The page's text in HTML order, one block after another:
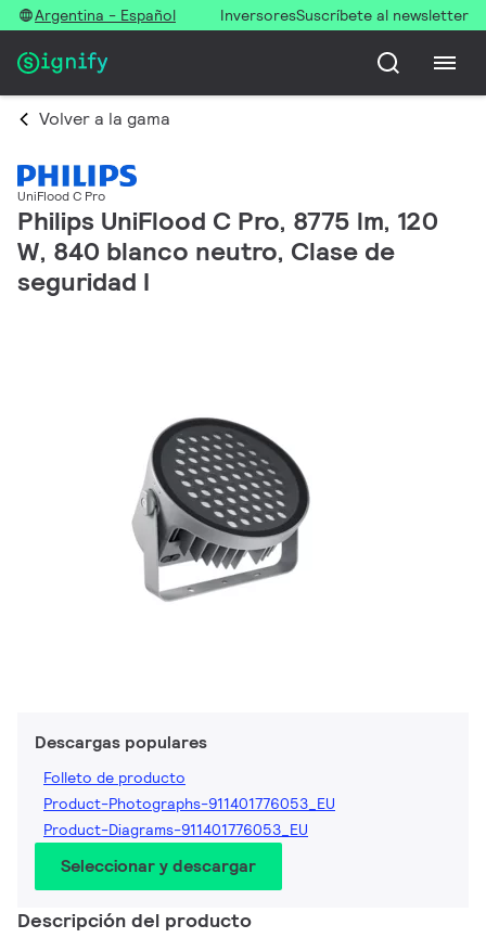
Argentina - Español InversoresSuscríbete al newsletter
Volver a la gama
UniFlood C Pro
Philips UniFlood C Pro, 8775 lm, 120
W, 840 blanco neutro, Clase de
seguridad I
Descargas populares
Folleto de producto
Product-Photographs-911401776053_EU
Product-Diagrams-911401776053_EU
Seleccionar y descargar
Descripción del producto